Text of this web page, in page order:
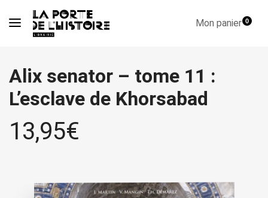
Mon panier0
Alix senator – tome 11 :
L’esclave de Khorsabad
13,95€